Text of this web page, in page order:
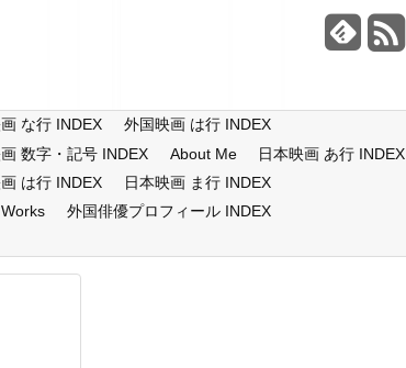
な行 INDEX
外国映画 は行 INDEX
数字・記号 INDEX About Me
日本映画 あ行 INDEX
は行 INDEX
日本映画 ま行 INDEX
Works
外国俳優プロフィール INDEX